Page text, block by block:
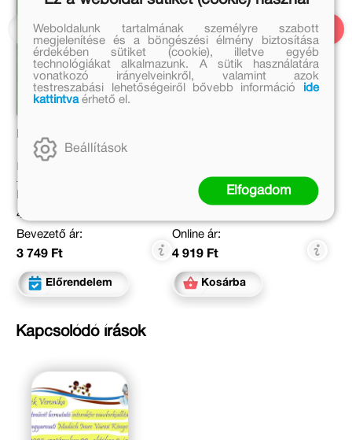
Kippkopp a réten
4 999 Ft
Bevezető ár:
3 749 Ft
Előrendelem
Eredeti ár:
Online ár:
4 919 Ft
Kosárba
Kapcsolódó írások
Weboldalunk tartalmának személyre szabott
megjelenítése és a böngészési élmény biztosítása
érdekében sütiket (cookie), illetve egyéb
technológiákat alkalmazunk. A sütik használatára
vonatkozó irányelveinkről, valamint azok
testreszabási lehetőségeiről bővebb információ
ide
kattintvaérhető el.
Beállítások
Elfogadom